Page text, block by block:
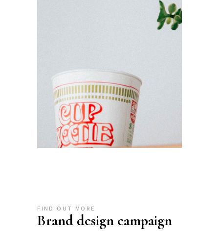
FIND OUT MORE
Brand design campaign